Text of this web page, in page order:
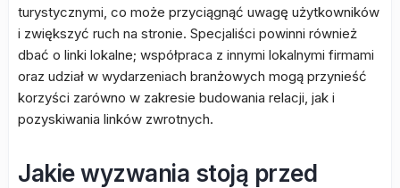
turystycznymi, co może przyciągnąć uwagę użytkowników
i zwiększyć ruch na stronie. Specjaliści powinni również
dbać o linki lokalne; współpraca z innymi lokalnymi firmami
oraz udział w wydarzeniach branżowych mogą przynieść
korzyści zarówno w zakresie budowania relacji, jak i
pozyskiwania linków zwrotnych.
Jakie wyzwania stoją przed